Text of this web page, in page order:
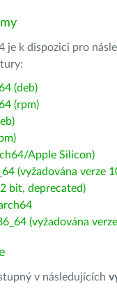
je k dispozici pro
(deb)
(rpm)
Apple Silicon)
(vyžadována verze
bit, deprecated)
(vyžadována
v následujících